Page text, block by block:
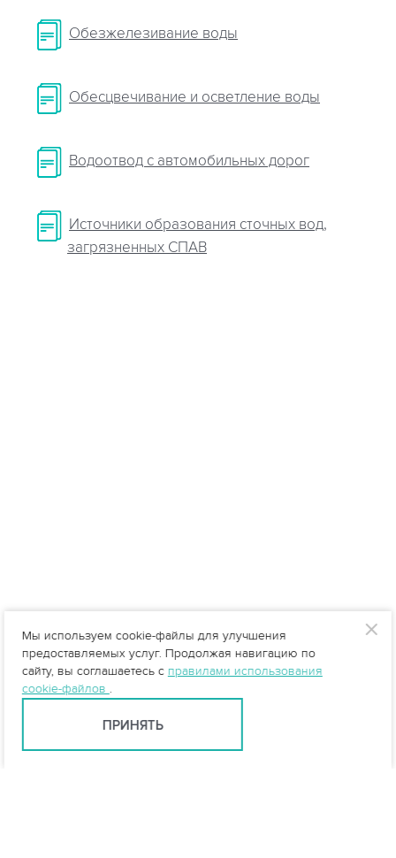
Обезжелезивание воды
Обесцвечивание и осветление воды
Водоотвод с автомобильных дорог
Источники образования сточных вод,
загрязненных СПАВ
Мы используем cookie-файлы для улучшения
предоставляемых услуг. Продолжая навигацию по
сайту, вы соглашаетесь с правилами использования
cookie-файлов .
ПРИНЯТЬ